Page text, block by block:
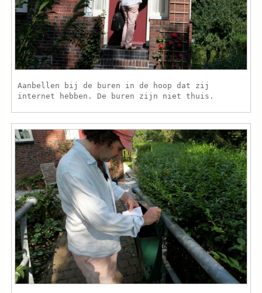
Aanbellen bij de buren in de hoop dat zij
internet hebben. De buren zijn niet thuis.